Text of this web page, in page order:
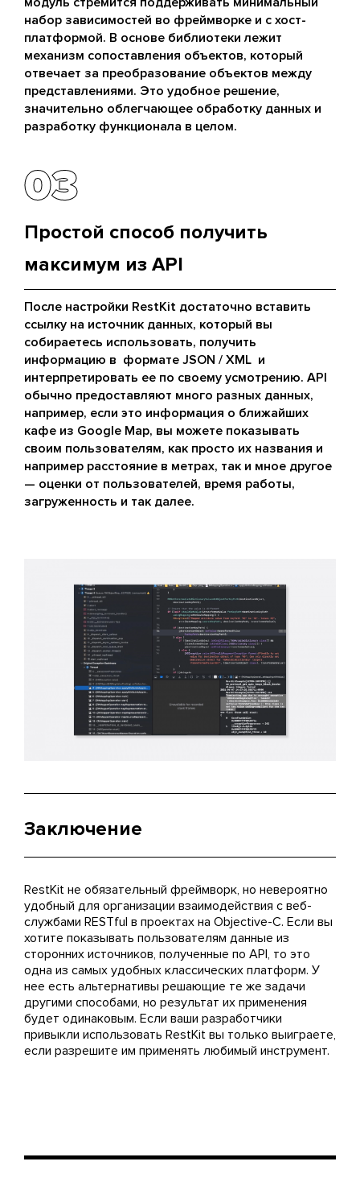
набор зависимостей во фреймворке и с хост-
платформой. В основе библиотеки лежит
механизм сопоставления объектов, который
отвечает за преобразование объектов между
представлениями. Это удобное решение,
значительно облегчающее обработку данных и
разработку функционала в целом.
03
03
Простой способ получить
максимум из API
После настройки RestKit достаточно вставить
ссылку на источник данных, который вы
собираетесь использовать, получить
информацию в формате JSON / XML и
интерпретировать ее по своему усмотрению. API
обычно предоставляют много разных данных,
например, если это информация о ближайших
кафе из Google Map, вы можете показывать
своим пользователям, как просто их названия и
например расстояние в метрах, так и мное другое
— оценки от пользователей, время работы,
загруженность и так далее.
Заключение
RestKit не обязательный фреймворк, но невероятно
удобный для организации взаимодействия с веб-
службами RESTful в проектах на Objective-C. Если вы
хотите показывать пользователям данные из
сторонних источников, полученные по API, то это
одна из самых удобных классических платформ. У
нее есть альтернативы решающие те же задачи
другими способами, но результат их применения
будет одинаковым. Если ваши разработчики
привыкли использовать RestKit вы только выиграете,
если разрешите им применять любимый инструмент.